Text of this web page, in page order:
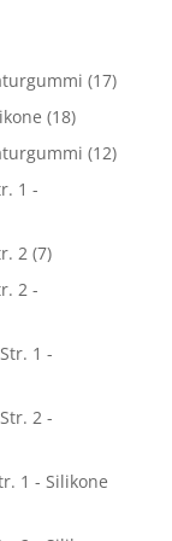
(17)
(18)
(12)
1 -
2 (7)
2 -
1 -
2 -
1 - Silikone